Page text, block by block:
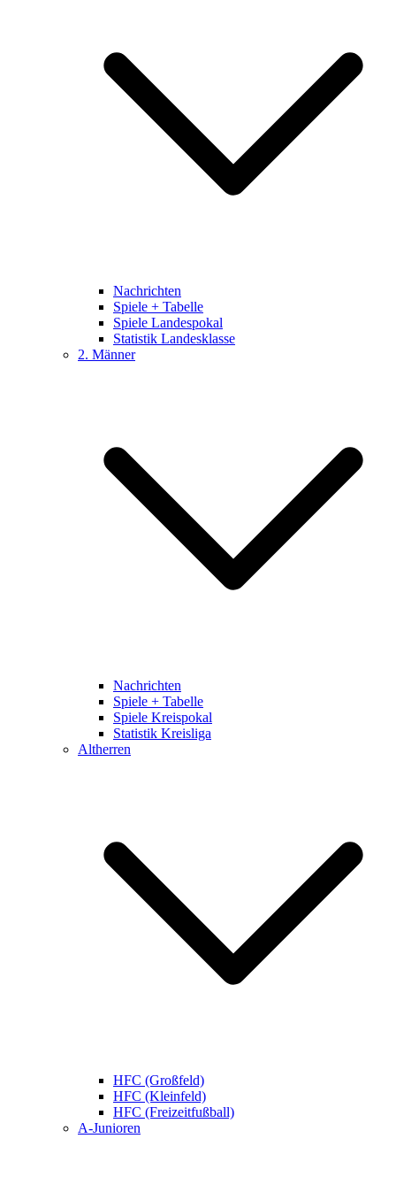
Nachrichten
Spiele + Tabelle
Spiele Landespokal
Statistik Landesklasse
2. Männer
Nachrichten
Spiele + Tabelle
Spiele Kreispokal
Statistik Kreisliga
Altherren
HFC (Großfeld)
HFC (Kleinfeld)
HFC (Freizeitfußball)
A-Junioren